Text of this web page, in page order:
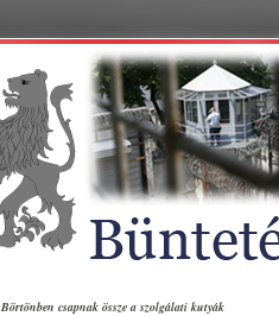
Börtönben csapnak össze a szolgálati kutyák